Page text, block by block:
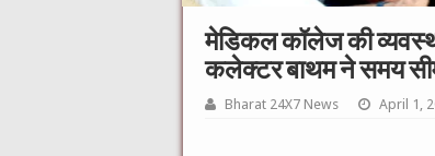
मेडिकल कॉलेज की
कलेक्टर बाथम ने समय
Bharat 24X7 News April 1,